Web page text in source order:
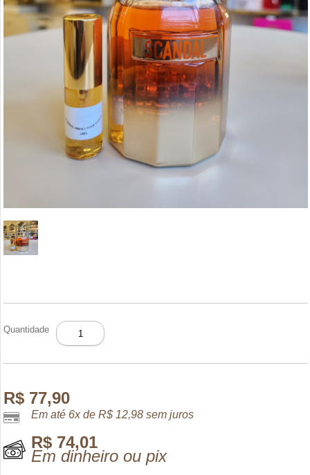
Quantidade
DECANT
SCANDAL
POUR
5ML
quantidade
R$ 77,90
Em até 6x deR$ 12,98 sem juros
R$ 74,01
Em dinheiro ou pix